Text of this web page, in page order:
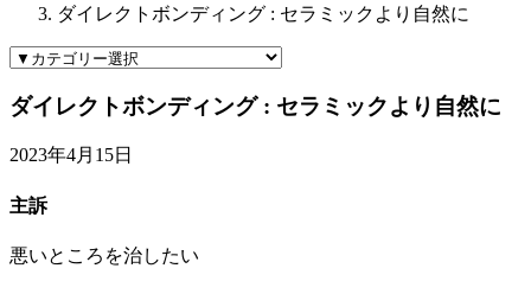
ダイレクトボンディング : セラミックより自然に
ダイレクトボンディング : セラミックより自然に
2023年4月15日
主訴
悪いところを治したい